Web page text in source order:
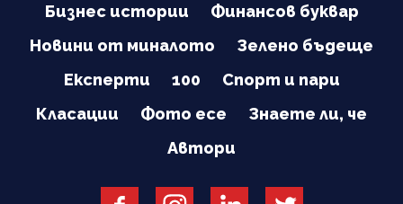
Бизнес истории
Финансов буквар
Новини от миналото
Зелено бъдеще
Експерти
100
Спорт и пари
Класации
Фото есе
Знаете ли, че
Автори